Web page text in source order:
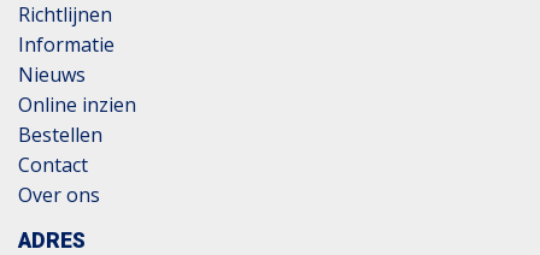
Richtlijnen
Informatie
Nieuws
Online inzien
Bestellen
Contact
Over ons
ADRES